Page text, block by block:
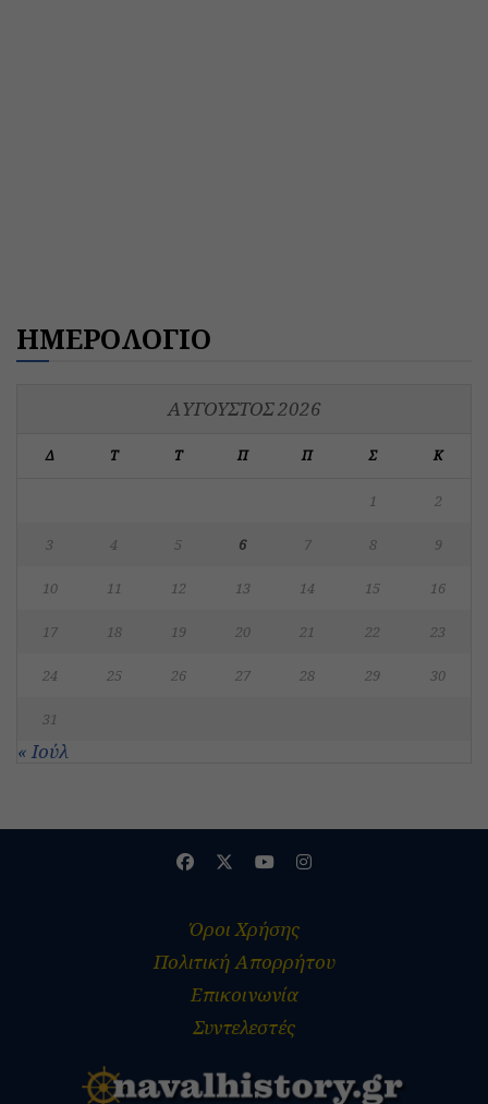
ΗΜΕΡΟΛΟΓΙΟ
ΑΎΓΟΥΣΤΟΣ 2026
Δ Τ Τ Π Π Σ Κ
1 2
3 4 5 6 7 8 9
10 11 12 13 14 15 16
17 18 19 20 21 22 23
24 25 26 27 28 29 30
31
« Ιούλ
Όροι Χρήσης
Πολιτική Απορρήτου
Επικοινωνία
Συντελεστές